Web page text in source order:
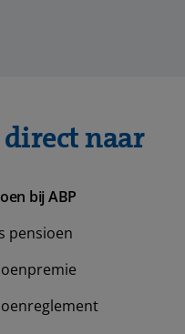
direct naar
bij ABP
pensioen